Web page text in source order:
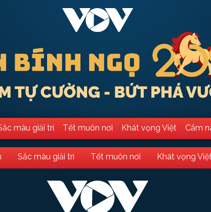
màu giải trí Tết muôn nơi Khát vọng Việt Cẩm
Sắc màu giải trí Tết muôn nơi Khát vọng